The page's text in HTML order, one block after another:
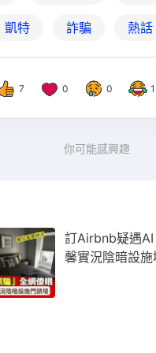
凱特 詐騙 熱話
7 0 0 1
你可能感興趣
訂Airbnb疑遇
馨實況陰暗設